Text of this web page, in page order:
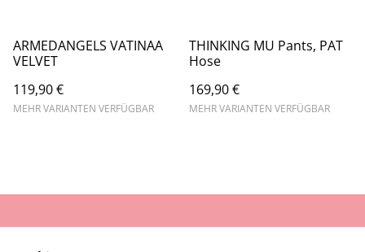
ARMEDANGELS VATINAA
VELVET
119,90 €
MEHR VARIANTEN VERFÜGBAR
THINKING MU Pants, PAT
Hose
169,90 €
MEHR VARIANTEN VERFÜGBAR